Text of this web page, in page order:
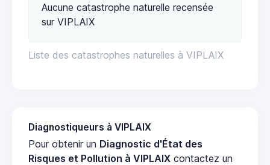
Liste des catastrophes naturelles à VIPLAIX
Aucune catastrophe naturelle recensée
sur VIPLAIX
Diagnostiqueurs à VIPLAIX
Pour obtenir un Diagnostic d'État des
Risques et Pollution à VIPLAIX contactez un